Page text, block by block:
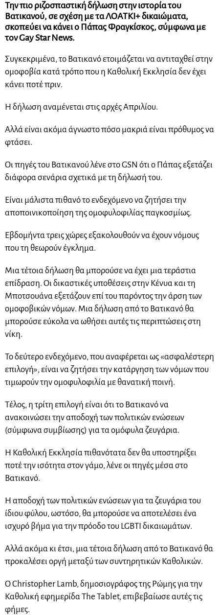
Την πιο ριζοσπαστική δήλωση στην ιστορία του
Βατικανού, σε σχέση με τα ΛΟΑΤΚΙ+ δικαιώματα,
σκοπεύει να κάνει ο Πάπας Φραγκίσκος, σύμφωνα με
τον Gay Star News.
Συγκεκριμένα, το Βατικανό ετοιμάζεται να αντιταχθεί στην
ομοφοβία κατά τρόπο που η Καθολική Εκκλησία δεν έχει
κάνει ποτέ πριν.
Η δήλωση αναμένεται στις αρχές Απριλίου.
Αλλά είναι ακόμα άγνωστο πόσο μακριά είναι πρόθυμος να
φτάσει.
Οι πηγές του Βατικανού λένε στο GSN ότι ο Πάπας εξετάζει
διάφορα σενάρια σχετικά με τη δήλωσή του.
Είναι μάλιστα πιθανό το ενδεχόμενο να ζητήσει την
αποποινικοποίηση της ομοφυλοφιλίας παγκοσμίως.
Εβδομήντα τρεις χώρες εξακολουθούν να έχουν νόμους
που τη θεωρούν έγκλημα.
Μια τέτοια δήλωση θα μπορούσε να έχει μια τεράστια
επίδραση. Οι δικαστικές υποθέσεις στην Κένυα και τη
Μποτσουάνα εξετάζουν επί του παρόντος την άρση των
ομοφοβικών νόμων. Μια δήλωση από το Βατικανό θα
μπορούσε εύκολα να ωθήσει αυτές τις περιπτώσεις στη
νίκη.
Το δεύτερο ενδεχόμενο, που αναφέρεται ως «ασφαλέστερη
επιλογή», είναι να ζητήσει την κατάργηση των νόμων που
τιμωρούν την ομοφυλοφιλία με θανατική ποινή.
Τέλος, η τρίτη επιλογή είναι ότι το Βατικανό να
ανακοινώσει την αποδοχή των πολιτικών ενώσεων
(σύμφωνα συμβίωσης) για τα ομόφυλα ζευγάρια.
Η Καθολική Εκκλησία πιθανότατα δεν θα υποστηρίξει
ποτέ την ισότητα στον γάμο, λένε οι πηγές μέσα στο
Βατικανό.
Η αποδοχή των πολιτικών ενώσεων για τα ζευγάρια του
ίδιου φύλου, ωστόσο, θα μπορούσε να αποτελέσει ένα
ισχυρό βήμα για την πρόοδο του LGBTI δικαιωμάτων.
Αλλά ακόμα κι έτσι, μια τέτοια δήλωση από το Βατικανό θα
προκαλέσει οργή μεταξύ των συντηρητικών Καθολικών.
Ο Christopher Lamb, δημοσιογράφος της Ρώμης για την
Καθολική εφημερίδα The Tablet, επιβεβαίωσε αυτές τις
φήμες.